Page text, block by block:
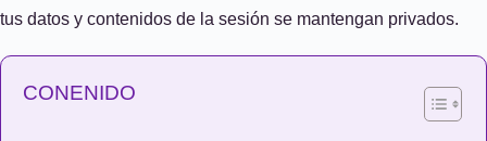
tus datos y contenidos de la sesión se mantengan privados.
CONENIDO